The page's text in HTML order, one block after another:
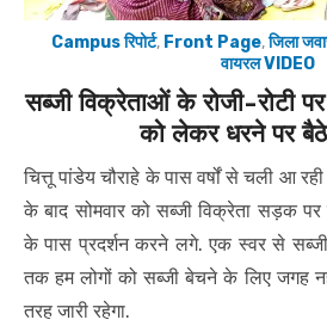
Campus रिपोर्ट, Front Page,जिला
वायरल VIDEO
सब्जी विक्रेताओं के रोजी-रोटी
को लेकर धरने पर बैठे
चित्तू पांडेय चौराहे के पास वर्षों से चली आ
के बाद सोमवार को सब्जी विक्रेता सड़क पर
के पास प्रदर्शन करने लगे. एक स्वर से
तक हम लोगों को सब्जी बेचने के लिए जगह
तरह जारी रहेगा.